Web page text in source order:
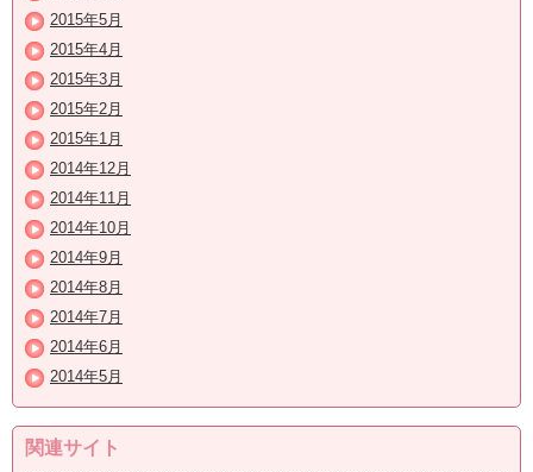
2015年5月
2015年4月
2015年3月
2015年2月
2015年1月
2014年12月
2014年11月
2014年10月
2014年9月
2014年8月
2014年7月
2014年6月
2014年5月
関連サイト